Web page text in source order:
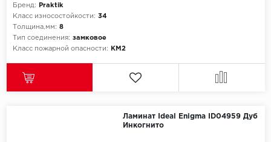
Бренд:
Praktik
Класс износостойкости: 34
Толщина,мм: 8
Тип соединения: замковое
Класс пожарной опасности:
КМ2
Ламинат Ideal Enigma ID04959 Дуб
Инкогнито